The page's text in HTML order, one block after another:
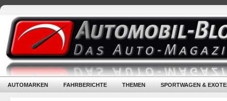
AUTOMARKEN FAHRBERICHTE THEMEN SPORTWAGEN &